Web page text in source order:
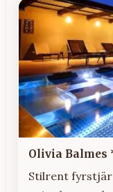
Olivia
Stilrent